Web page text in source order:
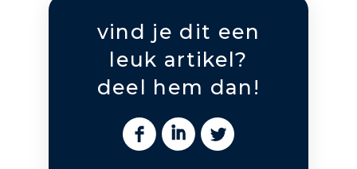
vind je dit een
leuk artikel?
deel hem dan!